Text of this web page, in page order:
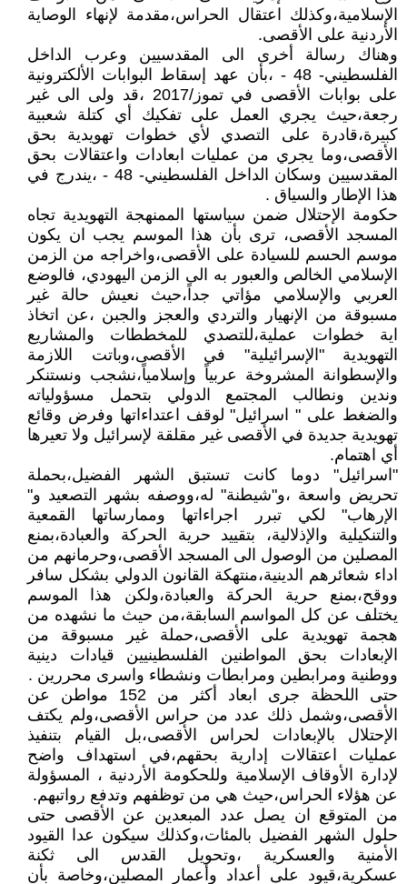
الإسلامية،وكذلك اعتقال الحراس،مقدمة لإنهاء الوصاية
الأردنية على الأقصى.
وهناك رسالة أخرى الى المقدسيين وعرب الداخل
الفلسطيني- 48 - ،بأن عهد إسقاط البوابات الألكترونية
على بوابات الأقصى في تموز/2017 ،قد ولى الى غير
رجعة،حيث يجري العمل على تفكيك أي كتلة شعبية
كبيرة،قادرة على التصدي لأي خطوات تهويدية بحق
الأقصى،وما يجري من عمليات ابعادات واعتقالات بحق
المقدسيين وسكان الداخل الفلسطيني- 48 - ،يندرج في
هذا الإطار والسياق .
حكومة الإحتلال ضمن سياستها الممنهجة التهويدية تجاه
المسجد الأقصى، ترى بأن هذا الموسم يجب ان يكون
موسم الحسم للسيادة على الأقصى،واخراجه من الزمن
الإسلامي الخالص والعبور به الى الزمن اليهودي، فالوضع
العربي والإسلامي مؤاتي جداً،حيث نعيش حالة غير
مسبوقة من الإنهيار والتردي والعجز والجبن ،عن اتخاذ
اية خطوات عملية،للتصدي للمخططات والمشاريع
التهويدية "الإسرائيلية" في الأقصى،وباتت اللازمة
والإسطوانة المشروخة عربياً وإسلامياً،نشجب ونستنكر
وندين ونطالب المجتمع الدولي بتحمل مسؤولياته
والضغط على " اسرائيل" لوقف اعتداءاتها وفرض وقائع
تهويدية جديدة في الأقصى غير مقلقة لإسرائيل ولا تعيرها
أي اهتمام.
"اسرائيل" دوما كانت تستبق الشهر الفضيل،بحملة
تحريض واسعة ،و"شيطنة" له،ووصفه بشهر التصعيد و"
الإرهاب" لكي تبرر اجراءاتها وممارساتها القمعية
والتنكيلية والإذلالية، بتقييد حرية الحركة والعبادة،بمنع
المصلين من الوصول الى المسجد الأقصى،وحرمانهم من
اداء شعائرهم الدينية،منتهكة القانون الدولي بشكل سافر
ووقح،بمنع حرية الحركة والعبادة،ولكن هذا الموسم
يختلف عن كل المواسم السابقة،من حيث ما نشهده من
هجمة تهويدية على الأقصى،حملة غير مسبوقة من
الإبعادات بحق المواطنين الفلسطينيين قيادات دينية
ووطنية ومرابطين ومرابطات ونشطاء واسرى محررين .
حتى اللحظة جرى ابعاد أكثر من 152 مواطن عن
الأقصى،وشمل ذلك عدد من حراس الأقصى،ولم يكتف
الإحتلال بالإبعادات لحراس الأقصى،بل القيام بتنفيذ
عمليات اعتقالات إدارية بحقهم،في استهداف واضح
لإدارة الأوقاف الإسلامية وللحكومة الأردنية ، المسؤولة
عن هؤلاء الحراس،حيث هي من توظفهم وتدفع رواتبهم.
من المتوقع ان يصل عدد المبعدين عن الأقصى حتى
حلول الشهر الفضيل بالمئات،وكذلك سيكون عدا القيود
الأمنية والعسكرية ،وتحويل القدس الى ثكنة
عسكرية،قيود على أعداد وأعمار المصلين،وخاصة بأن